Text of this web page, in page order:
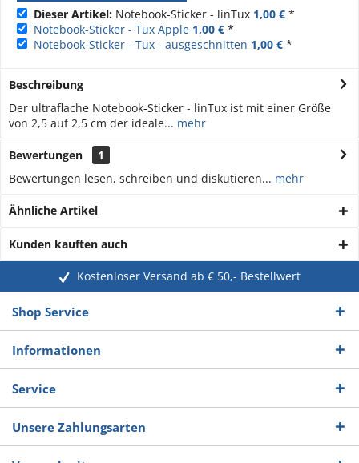
Dieser Artikel: Notebook-Sticker - linTux 1,00 € *
Notebook-Sticker - Tux Apple 1,00 € *
Notebook-Sticker - Tux - ausgeschnitten 1,00 € *
Beschreibung
Der ultraflache Notebook-Sticker - linTux ist mit einer Größe
von 2,5 auf 2,5 cm der ideale... mehr
Bewertungen
1
Bewertungen lesen, schreiben und diskutieren... mehr
Ähnliche Artikel
Kunden kauften auch
Kostenloser Versand ab € 50,- Bestellwert
Shop Service
Informationen
Service
Unsere Zahlungsarten